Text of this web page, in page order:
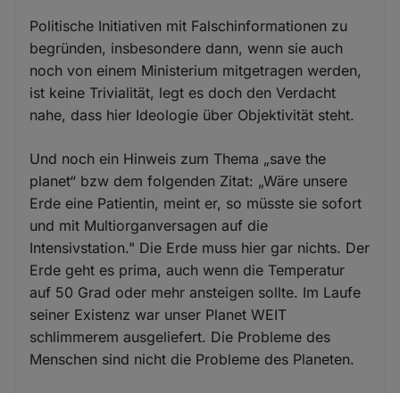
Politische Initiativen mit Falschinformationen zu
begründen, insbesondere dann, wenn sie auch
noch von einem Ministerium mitgetragen werden,
ist keine Trivialität, legt es doch den Verdacht
nahe, dass hier Ideologie über Objektivität steht.
Und noch ein Hinweis zum Thema „save the
planet“ bzw dem folgenden Zitat: „Wäre unsere
Erde eine Patientin, meint er, so müsste sie sofort
und mit Multiorganversagen auf die
Intensivstation." Die Erde muss hier gar nichts. Der
Erde geht es prima, auch wenn die Temperatur
auf 50 Grad oder mehr ansteigen sollte. Im Laufe
seiner Existenz war unser Planet WEIT
schlimmerem ausgeliefert. Die Probleme des
Menschen sind nicht die Probleme des Planeten.